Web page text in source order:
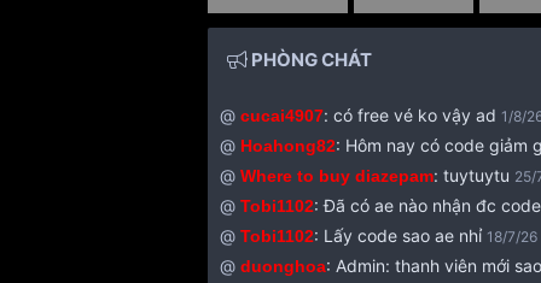
PHÒNG CHÁT
@ cucai4907: có free vé ko vậy ad 1/8/
@ Hoahong82: Hôm nay có code giảm
@ Where to buy diazepam: tuytuytu 25/
@ Tobi1102:Đã có ae nào nhận đc
@ Tobi1102: Lấy code sao ae nhỉ 18/7/26
@ duonghoa: Admin: thanh viên mới